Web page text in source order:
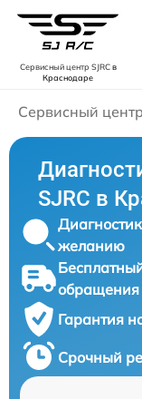
Сервисный центр SJRCв
Краснодаре
Сервисный центр
SJRC в
желанию
обращения
Гарантия
Срочный